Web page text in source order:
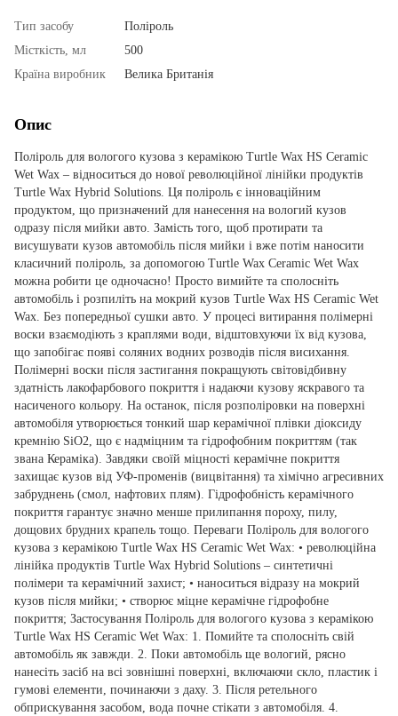
Тип засобу
Поліроль
Місткість, мл
500
Країна виробник
Велика Британія
Опис
Поліроль для вологого кузова з керамікою Turtle Wax HS Ceramic
Wet Wax – відноситься до нової революційної лінійки продуктів
Turtle Wax Hybrid Solutions. Ця поліроль є інноваційним
продуктом, що призначений для нанесення на вологий кузов
одразу після мийки авто. Замість того, щоб протирати та
висушувати кузов автомобіль після мийки і вже потім наносити
класичний поліроль, за допомогою Turtle Wax Ceramic Wet Wax
можна робити це одночасно! Просто вимийте та сполосніть
автомобіль і розпиліть на мокрий кузов Turtle Wax HS Ceramic Wet
Wax. Без попередньої сушки авто. У процесі витирання полімерні
воски взаємодіють з краплями води, відштовхуючи їх від кузова,
що запобігає появі соляних водних розводів після висихання.
Полімерні воски після застигання покращують світовідбивну
здатність лакофарбового покриття і надаючи кузову яскравого та
насиченого кольору. На останок, після розполіровки на поверхні
автомобіля утворюється тонкий шар керамічної плівки діоксиду
кремнію SiO2, що є надміцним та гідрофобним покриттям (так
звана Кераміка). Завдяки своїй міцності керамічне покриття
захищає кузов від УФ-променів (вицвітання) та хімічно агресивних
забруднень (смол, нафтових плям). Гідрофобність керамічного
покриття гарантує значно менше прилипання пороху, пилу,
дощових брудних крапель тощо. Переваги Поліроль для вологого
кузова з керамікою Turtle Wax HS Ceramic Wet Wax: • революційна
лінійка продуктів Turtle Wax Hybrid Solutions – синтетичні
полімери та керамічний захист; • наноситься відразу на мокрий
кузов після мийки; • створює міцне керамічне гідрофобне
покриття; Застосування Поліроль для вологого кузова з керамікою
Turtle Wax HS Ceramic Wet Wax: 1. Помийте та сполосніть свій
автомобіль як завжди. 2. Поки автомобіль ще вологий, рясно
нанесіть засіб на всі зовнішні поверхні, включаючи скло, пластик і
гумові елементи, починаючи з даху. 3. Після ретельного
обприскування засобом, вода почне стікати з автомобіля. 4.